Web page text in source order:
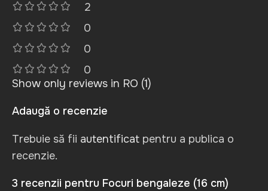
2
0
0
0
3 recenzii pentru Focuri bengaleze (16 cm)
Show only reviews in RO (1)
Adaugă o recenzie
Trebuie să fii autentificat pentru a publica o
recenzie.